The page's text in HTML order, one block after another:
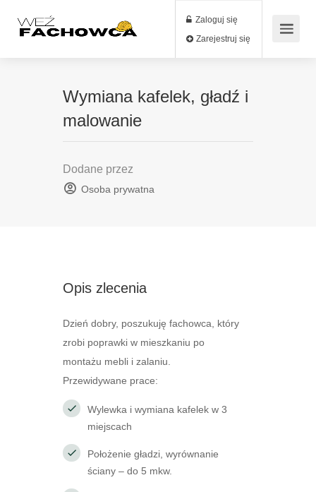
Zaloguj się
Zarejestruj się
Wymiana kafelek, gładź i
malowanie
Dodane przez
Osoba prywatna
Opis zlecenia
Dzień dobry, poszukuję fachowca, który
zrobi poprawki w mieszkaniu po
montażu mebli i zalaniu.
Przewidywane prace:
Wylewka i wymiana kafelek w 3
miejscach
Położenie gładzi, wyrównanie
ściany – do 5 mkw.